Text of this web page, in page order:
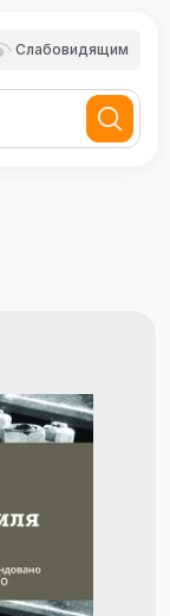
Слабовидящим